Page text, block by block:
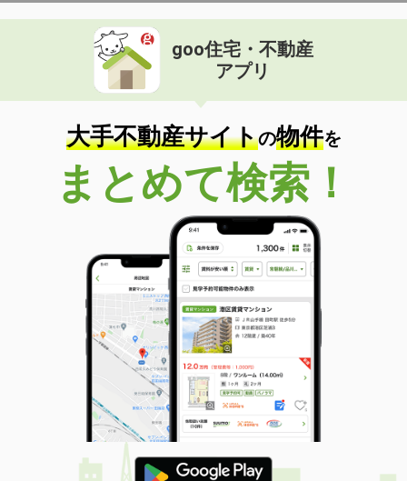
goo住宅・不動産
アプリ
大手不動産サイトの物件を
まとめて検索！